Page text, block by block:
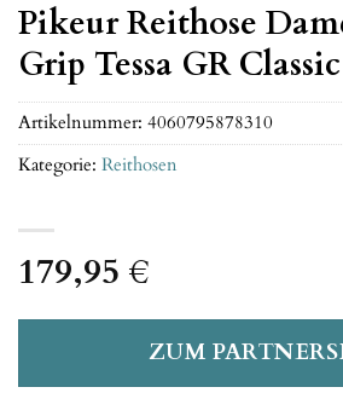
Pikeur Reithose
Grip Tessa GR
179,95 €
ZUM
Artikelnummer: 4060795878310
Kategorie: Reithosen